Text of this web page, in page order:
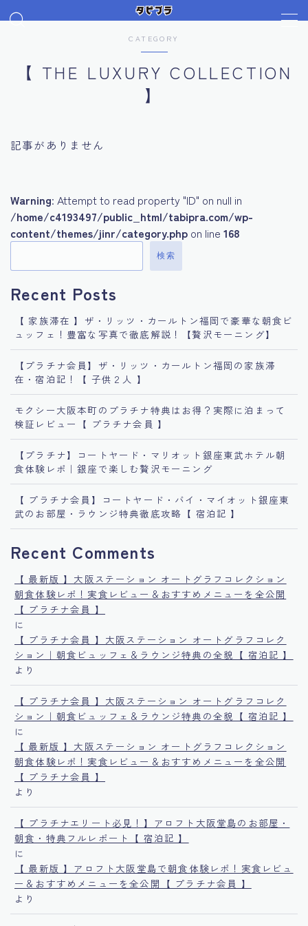
デモプリセット記事 Part07
プライバシーポリシー
運営者情報
CATEGORY
【 THE LUXURY COLLECTION
】
記事がありません
Warning: Attempt to read property "ID" on null in
/home/c4193497/public_html/tabipra.com/wp-
content/themes/jinr/category.php on line 168
検索
Recent Posts
【 家族滞在 】ザ・リッツ・カールトン福岡で豪華な朝食ビ
ュッフェ！豊富な写真で徹底解説！【贅沢モーニング】
【プラチナ会員】ザ・リッツ・カールトン福岡の家族滞
在・宿泊記！【 子供２人 】
モクシー大阪本町のプラチナ特典はお得？実際に泊まって
検証レビュー【 プラチナ会員 】
【プラチナ】コートヤード・マリオット銀座東武ホテル朝
食体験レポ｜銀座で楽しむ贅沢モーニング
【 プラチナ会員】コートヤード・バイ・マイオット銀座東
武のお部屋・ラウンジ特典徹底攻略【 宿泊記 】
Recent Comments
【 最新版 】大阪ステーション オートグラフコレクション
朝食体験レポ！実食レビュー＆おすすめメニューを全公開
【 プラチナ会員 】
に
【 プラチナ会員 】大阪ステーション オートグラフコレク
ション｜朝食ビュッフェ＆ラウンジ特典の全貌【 宿泊記 】
より
【 プラチナ会員 】大阪ステーション オートグラフコレク
ション｜朝食ビュッフェ＆ラウンジ特典の全貌【 宿泊記 】
に
【 最新版 】大阪ステーション オートグラフコレクション
朝食体験レポ！実食レビュー＆おすすめメニューを全公開
【 プラチナ会員 】
より
【 プラチナエリート必見！】アロフト大阪堂島のお部屋・
朝食・特典フルレポート【 宿泊記 】
に
【 最新版 】アロフト大阪堂島で朝食体験レポ！実食レビュ
ー＆おすすめメニューを全公開【 プラチナ会員 】
より